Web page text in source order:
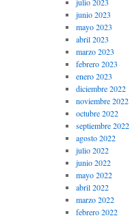
junio 2023
mayo 2023
abril 2023
marzo 2023
febrero 2023
enero 2023
diciembre 2022
noviembre 2022
octubre 2022
septiembre 2022
agosto 2022
julio 2022
junio 2022
mayo 2022
abril 2022
marzo 2022
febrero 2022